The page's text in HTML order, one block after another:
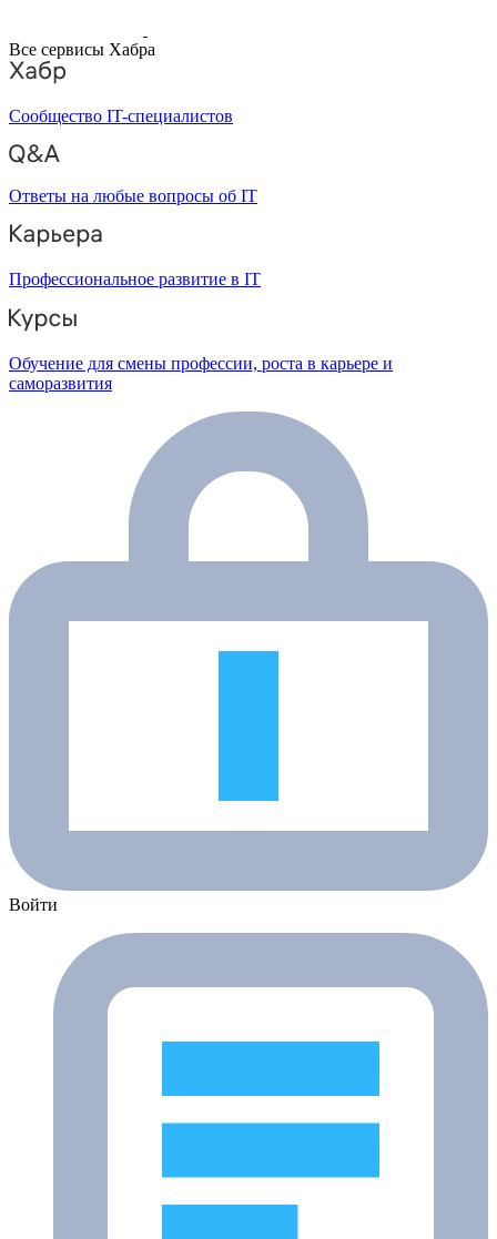
Все сервисы Хабра
Сообщество IT-специалистов
Ответы на любые вопросы об IT
Профессиональное развитие в IT
Обучение для смены профессии, роста в карьере и
саморазвития
Войти